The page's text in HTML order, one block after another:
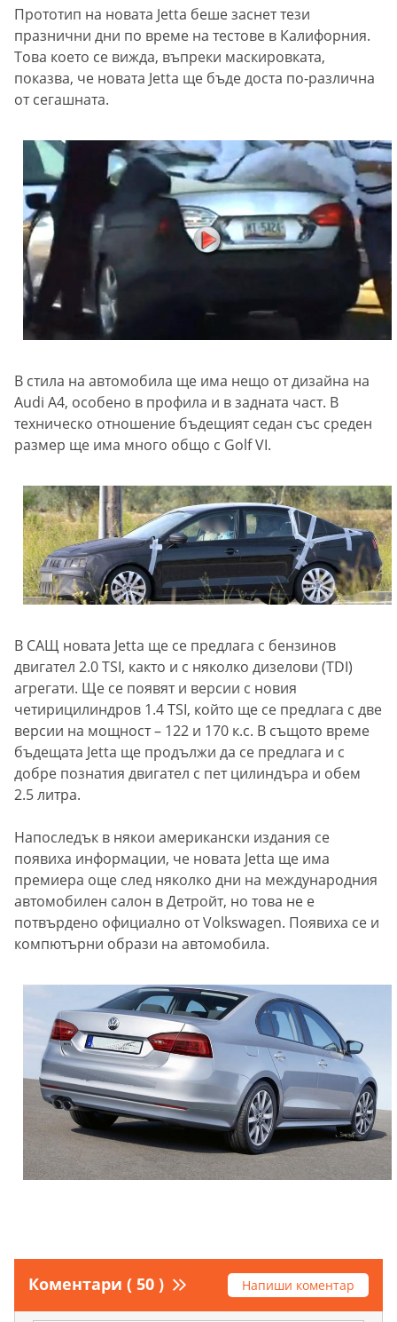
Прототип на новата Jetta беше заснет тези
празнични дни по време на тестове в Калифорния.
Това което се вижда, въпреки маскировката,
показва, че новата Jetta ще бъде доста по-различна
от сегашната.
В стила на автомобила ще има нещо от дизайна на
Audi A4, особено в профила и в задната част. В
техническо отношение бъдещият седан със среден
размер ще има много общо с Golf VI.
В САЩ новата Jetta ще се предлага с бензинов
двигател 2.0 TSI, както и с няколко дизелови (TDI)
агрегати. Ще се появят и версии с новия
четирицилиндров 1.4 TSI, който ще се предлага с две
версии на мощност – 122 и 170 к.с. В същото време
бъдещата Jetta ще продължи да се предлага и с
добре познатия двигател с пет цилиндъра и обем
2.5 литра.
Напоследък в някои американски издания се
появиха информации, че новата Jetta ще има
премиера още след няколко дни на международния
автомобилен салон в Детройт, но това не е
потвърдено официално от Volkswagen. Появиха се и
компютърни образи на автомобила.
Коментари ( 50 ) Напиши коментар